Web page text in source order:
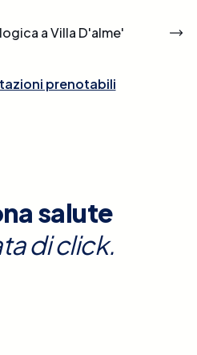
a Villa D'alme'
prenotabili
salute
di click.